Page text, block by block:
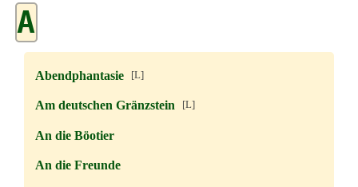
A
Abendphantasie[L]
Am deutschen Gränzstein [L]
An die Böotier
An die Freunde